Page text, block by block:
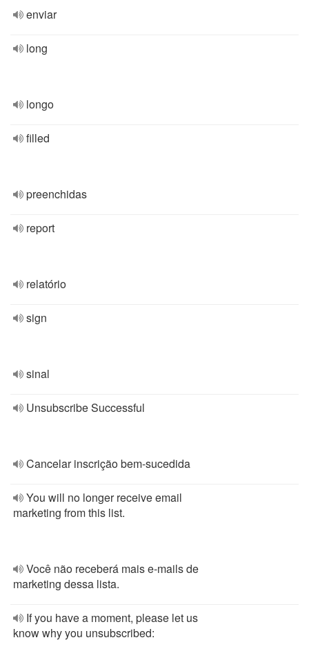
enviar
long
longo
filled
preenchidas
report
relatório
sign
sinal
Unsubscribe Successful
Cancelar inscrição bem-sucedida
You will no longer receive email
marketing from this list.
Você não receberá mais e-mails de
marketing dessa lista.
If you have a moment, please let us
know why you unsubscribed: